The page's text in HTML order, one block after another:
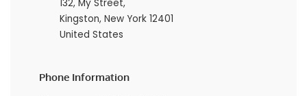
132, My Street,
Kingston, New York 12401
United States
Phone Information